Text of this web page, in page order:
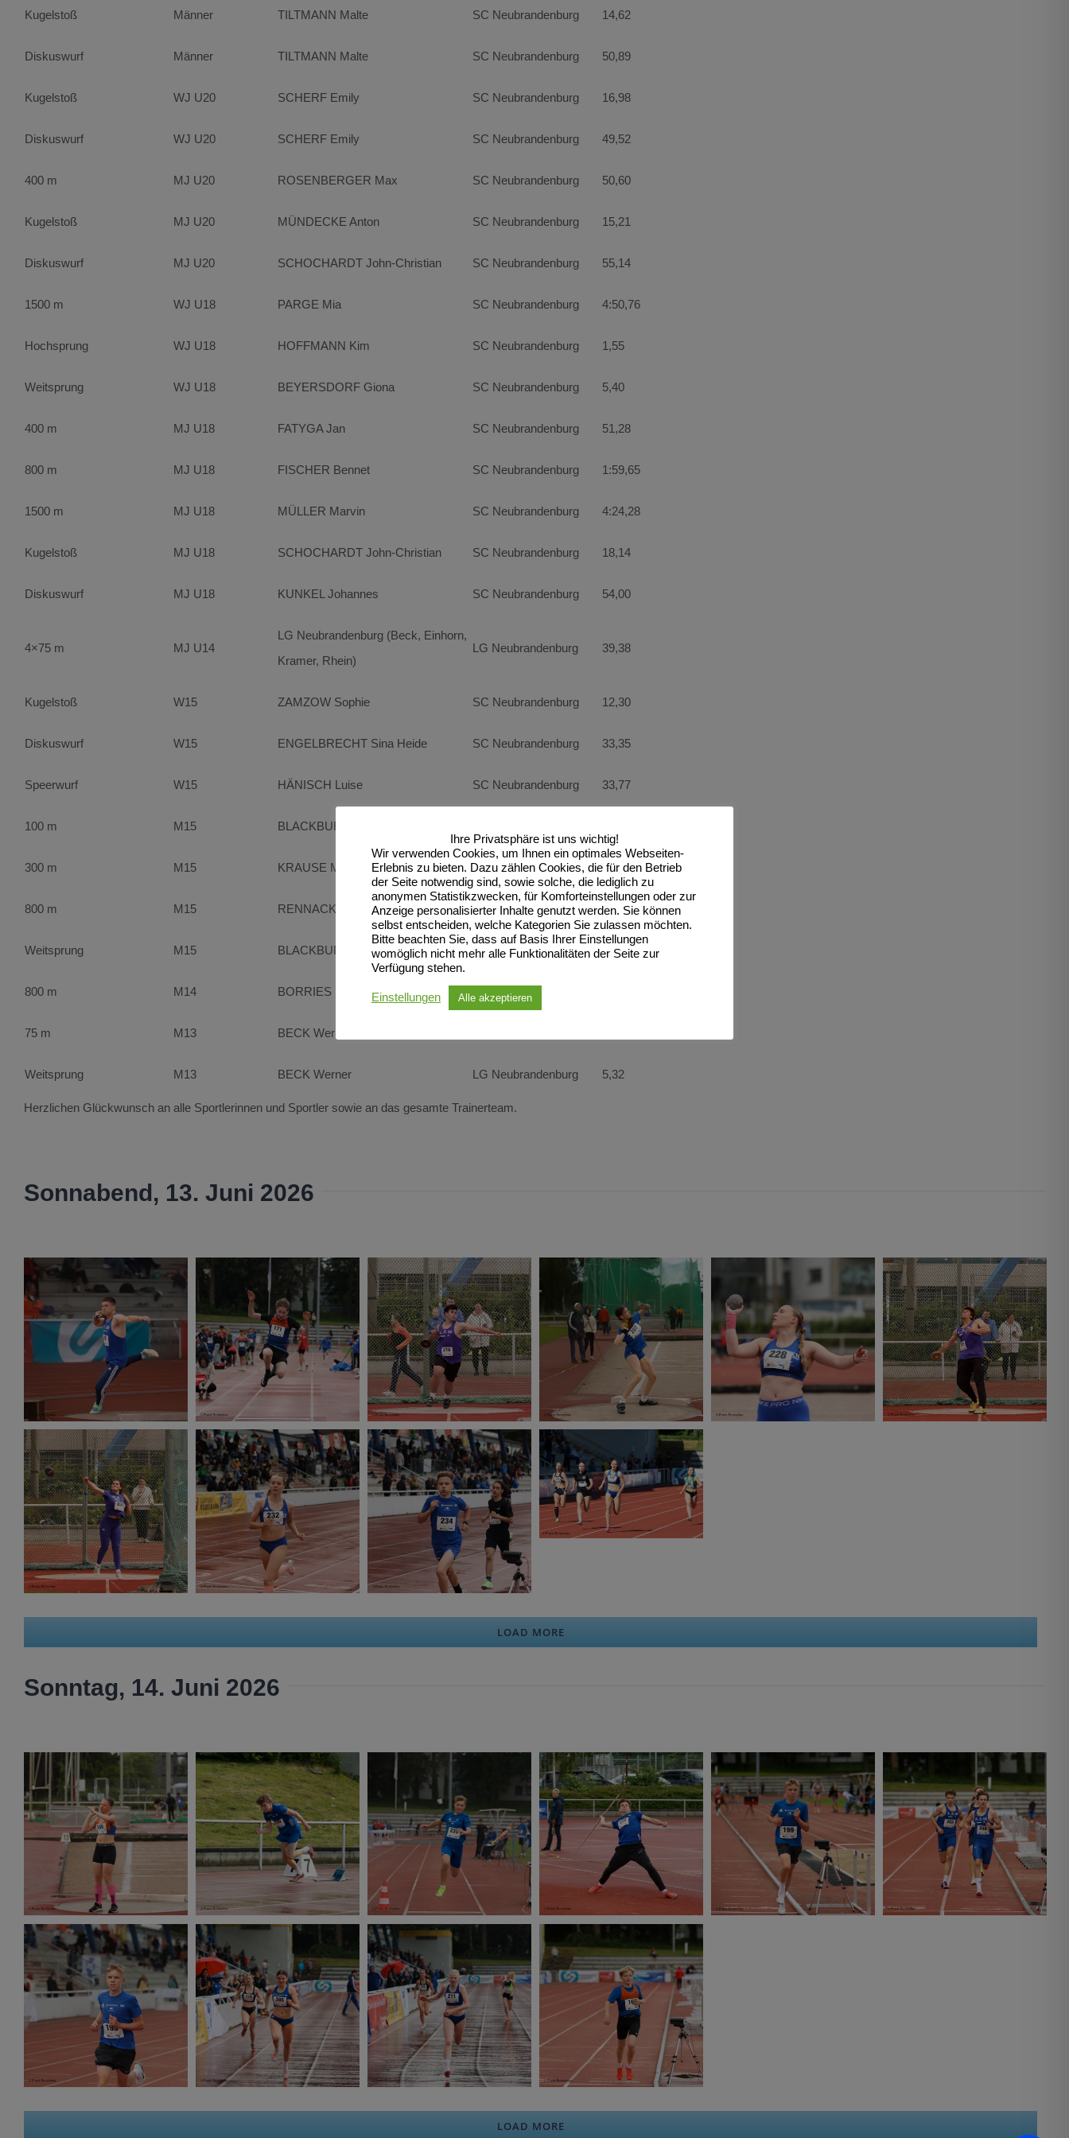
Kugelstoß Männer TILTMANN Malte SC Neubrandenburg 14,62
Diskuswurf Männer TILTMANN Malte SC Neubrandenburg 50,89
Kugelstoß WJ U20 SCHERF Emily SC Neubrandenburg 16,98
Diskuswurf WJ U20 SCHERF Emily SC Neubrandenburg 49,52
400 m MJ U20 ROSENBERGER Max SC Neubrandenburg 50,60
Kugelstoß MJ U20 MÜNDECKE Anton SC Neubrandenburg 15,21
Diskuswurf MJ U20 SCHOCHARDT John-Christian SC Neubrandenburg 55,14
1500 m WJ U18 PARGE Mia SC Neubrandenburg 4:50,76
Hochsprung WJ U18 HOFFMANN Kim SC Neubrandenburg 1,55
Weitsprung WJ U18 BEYERSDORF Giona SC Neubrandenburg 5,40
400 m MJ U18 FATYGA Jan SC Neubrandenburg 51,28
800 m MJ U18 FISCHER Bennet SC Neubrandenburg 1:59,65
1500 m MJ U18 MÜLLER Marvin SC Neubrandenburg 4:24,28
Kugelstoß MJ U18 SCHOCHARDT John-Christian SC Neubrandenburg 18,14
Diskuswurf MJ U18 KUNKEL Johannes SC Neubrandenburg 54,00
4×75 m MJ U14
LG Neubrandenburg (Beck, Einhorn,
Kramer, Rhein)
LG Neubrandenburg 39,38
Kugelstoß W15 ZAMZOW Sophie SC Neubrandenburg 12,30
Diskuswurf W15 ENGELBRECHT Sina Heide SC Neubrandenburg 33,35
Speerwurf W15 HÄNISCH Luise SC Neubrandenburg 33,77
100 m M15 BLACKBURN Joe Caine
300 m M15 KRAUSE Marlon SC Neubrandenburg 38,09
800 m M15 RENNACK Yannick SC Neubrandenburg 2:08,85
Weitsprung M15 BLACKBURN Joe Caine SC Neubrandenburg 6,30
800 m M14 BORRIES Philip SC Neubrandenburg
75 m M13 BECK Werner
Weitsprung M13 BECK Werner LG Neubrandenburg 5,32
Herzlichen Glückwunsch an alle Sportlerinnen und Sportler sowie an das gesamte Trainerteam.
Sonnabend, 13. Juni 2026
LOAD MORE
Sonntag, 14. Juni 2026
LOAD MORE
Ihre Privatsphäre ist uns wichtig!
Wir verwenden Cookies, um Ihnen ein optimales Webseiten-
Erlebnis zu bieten. Dazu zählen Cookies, die für den Betrieb
der Seite notwendig sind, sowie solche, die lediglich zu
anonymen Statistikzwecken, für Komforteinstellungen oder zur
Anzeige personalisierter Inhalte genutzt werden. Sie können
selbst entscheiden, welche Kategorien Sie zulassen möchten.
Bitte beachten Sie, dass auf Basis Ihrer Einstellungen
womöglich nicht mehr alle Funktionalitäten der Seite zur
Verfügung stehen.
Einstellungen Alle akzeptieren